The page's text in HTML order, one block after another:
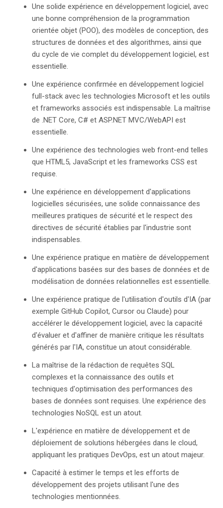
Une solide expérience en développement logiciel, avec
une bonne compréhension de la programmation
orientée objet (POO), des modèles de conception, des
structures de données et des algorithmes, ainsi que
du cycle de vie complet du développement logiciel, est
essentielle.
Une expérience confirmée en développement logiciel
full-stack avec les technologies Microsoft et les outils
et frameworks associés est indispensable. La maîtrise
de .NET Core, C# et ASP.NET MVC/WebAPI est
essentielle.
Une expérience des technologies web front-end telles
que HTML5, JavaScript et les frameworks CSS est
requise.
Une expérience en développement d'applications
logicielles sécurisées, une solide connaissance des
meilleures pratiques de sécurité et le respect des
directives de sécurité établies par l'industrie sont
indispensables.
Une expérience pratique en matière de développement
d'applications basées sur des bases de données et de
modélisation de données relationnelles est essentielle.
Une expérience pratique de l'utilisation d'outils d'IA (par
exemple GitHub Copilot, Cursor ou Claude) pour
accélérer le développement logiciel, avec la capacité
d'évaluer et d'affiner de manière critique les résultats
générés par l'IA, constitue un atout considérable.
La maîtrise de la rédaction de requêtes SQL
complexes et la connaissance des outils et
techniques d'optimisation des performances des
bases de données sont requises. Une expérience des
technologies NoSQL est un atout.
L'expérience en matière de développement et de
déploiement de solutions hébergées dans le cloud,
appliquant les pratiques DevOps, est un atout majeur.
Capacité à estimer le temps et les efforts de
développement des projets utilisant l'une des
technologies mentionnées.